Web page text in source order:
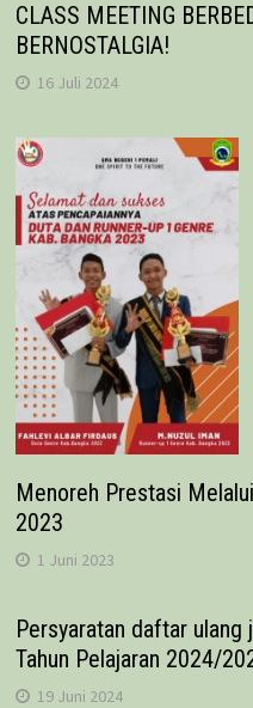
CLASS MEETING
BERNOSTALGIA!
16 Juli 2024
Menoreh Prestasi
2023
1 Juni 2023
Persyaratan daftar
Tahun Pelajaran 2024/
19 Juni 2024